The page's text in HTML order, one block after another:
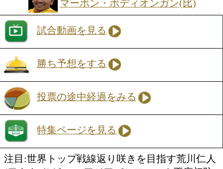
WBO世界同級8位
荒川 仁人(ワタナベ)
マーボン・ボディオンガン(
試合動画を見る